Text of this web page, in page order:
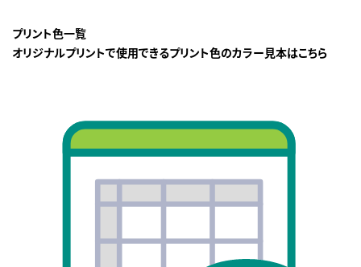
プリント色一覧
オリジナルプリントで使用できるプリント色のカラー見本はこちら